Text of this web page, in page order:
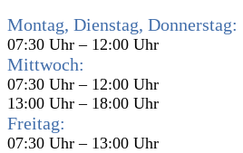
Montag, Dienstag, Donnerstag:
07:30 Uhr – 12:00 Uhr
Mittwoch:
07:30 Uhr – 12:00 Uhr
13:00 Uhr – 18:00 Uhr
Freitag:
07:30 Uhr – 13:00 Uhr